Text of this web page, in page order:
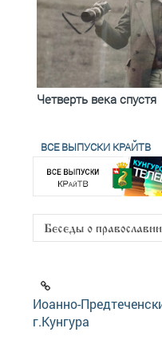
Четверть века спустя
ВСЕ ВЫПУСКИ КРАЙТВ
Иоанно-
г.Кунгура